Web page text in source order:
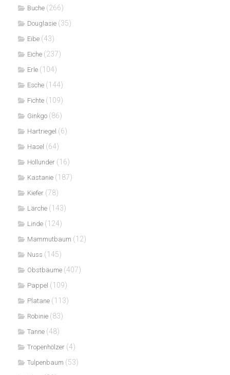
Buche (266)
Douglasie (35)
Eibe (43)
Eiche (237)
Erle (104)
Esche (144)
Fichte (109)
Ginkgo (86)
Hartriegel (6)
Hasel (64)
Hollunder (16)
Kastanie (187)
Kiefer (78)
Lärche (143)
Linde (124)
Mammutbaum (12)
Nuss (145)
Obstbäume (407)
Pappel (109)
Platane (113)
Robinie (83)
Tanne (48)
Tropenhölzer (4)
Tulpenbaum (53)